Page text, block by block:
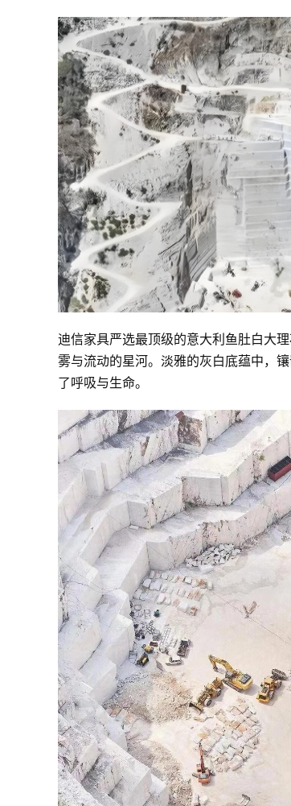
迪信家具严选最顶级的意大利鱼肚白大
雾与流动的星河。淡雅的灰白底蕴中，
了呼吸与生命。